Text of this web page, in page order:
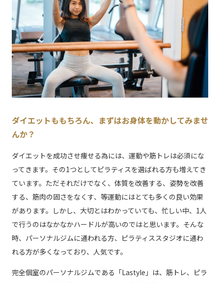
ダイエットももちろん、まずはお身体を動かしてみませ
んか？
ダイエットを成功させ痩せる為には、運動や筋トレは必須にな
ってきます。その1つとしてピラティスを選ばれる方も増えてき
ています。ただそれだけでなく、体質を改善する、姿勢を改善
する、筋肉の固さをなくす、等運動にはとても多くの良い効果
があります。しかし、大切とはわかっていても、忙しい中、1人
で行うのはなかなかハードルが高いのではと思います。そんな
時、パーソナルジムに通われる方、ピラティススタジオに通わ
れる方が多くなっており、人気です。
完全個室のパーソナルジムである「Lastyle」は、筋トレ、ピラ